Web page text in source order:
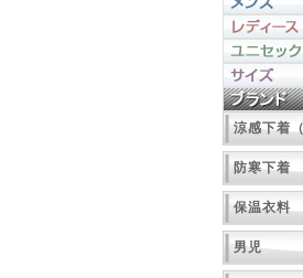
涼感下着
防寒下着
保温衣料
男児